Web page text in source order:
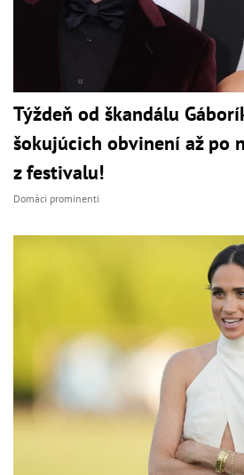
Týždeň od škandálu
šokujúcich obvinení až po
z festivalu!
Domáci prominenti